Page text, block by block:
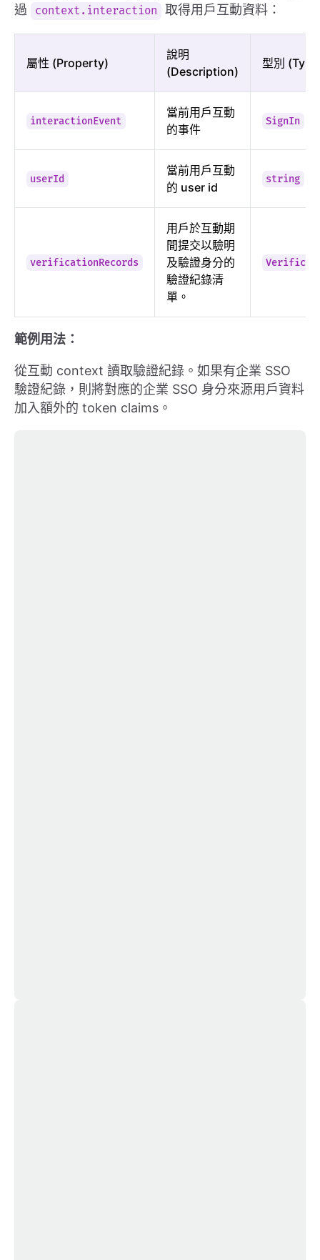
過
context.interaction 取得用戶互動資料：
屬性 (Property)
說明
(Description)
型別
interactionEvent
當前用戶互動
的事件
SignIn
userId
當前用戶互動
的 user id
string
verificationRecords
用戶於互動期
間提交以驗明
及驗證身分的
驗證紀錄清
單。
範例用法：
從互動 context 讀取驗證紀錄。如果有企業 SSO
驗證紀錄，則將對應的企業 SSO 身分來源用戶資料
加入額外的 token claims。